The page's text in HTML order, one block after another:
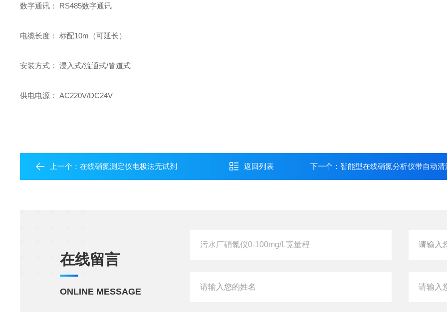
数字通讯： RS485数字通讯
电缆长度： 标配10m（可延长）
安装方式： 浸入式/流通式/管道式
供电电源： AC220V/DC24V
上一个：在线硝氮测定仪电极法无试剂 返回列表 下一个： 智能型在线硝氮分析仪带自动清
在线留言
ONLINE MESSAGE